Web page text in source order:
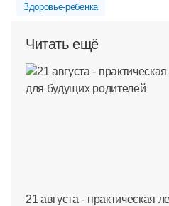
Здоровье-ребенка
Читать ещё
21 августа - практическая